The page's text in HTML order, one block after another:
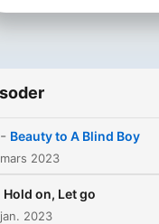
- Beauty to A Blind Boy
2023
Hold on, Let go
2023